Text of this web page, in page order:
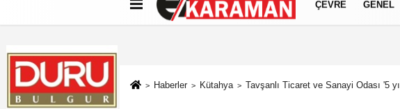
Künye İletişim Çerez Politikası Gizlilik İlkeleri
ÇEVRE GENEL
Haberler Kütahya Tavşanlı Ticaret ve Sanayi Odası '5